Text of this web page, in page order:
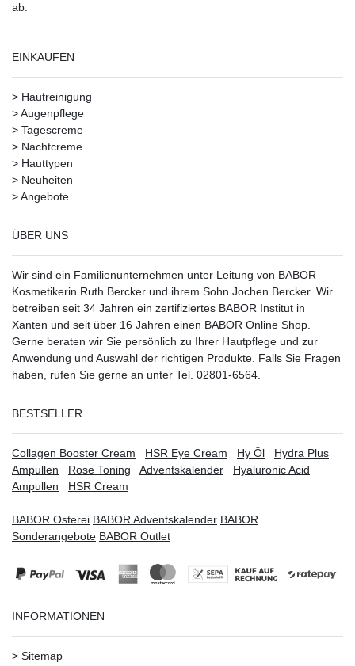
ab.
EINKAUFEN
> Hautreinigung
>Augenpflege
> Tagescreme
> Nachtcreme
> Hauttypen
> Neuheiten
>Angebote
ÜBER UNS
Wir sind ein Familienunternehmen unter Leitung von BABOR
Kosmetikerin Ruth Bercker und ihrem Sohn Jochen Bercker. Wir
betreiben seit 34 Jahren ein zertifiziertes BABOR Institut in
Xanten und seit über 16 Jahren einen BABOR Online Shop.
Gerne beraten wir Sie persönlich zu Ihrer Hautpflege und zur
Anwendung und Auswahl der richtigen Produkte. Falls Sie Fragen
haben, rufen Sie gerne an unter Tel. 02801-6564.
BESTSELLER
Collagen Booster Cream HSR Eye Cream Hy Öl
Hydra Plus
Ampullen
Rose Toning Adventskalender
Hyaluronic Acid
Ampullen
HSR Cream
BABOR Osterei BABOR Adventskalender BABOR
Sonderangebote BABOR Outlet
INFORMATIONEN
> Sitemap